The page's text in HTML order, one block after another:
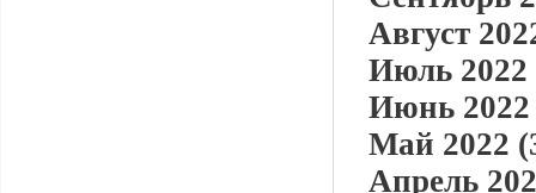
Август
Июль 2022
Июнь 2022
Май 2022
Апрель